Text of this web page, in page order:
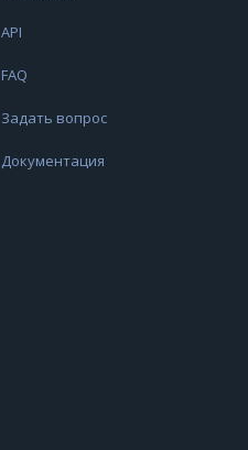
API
FAQ
Задать вопрос
Документация